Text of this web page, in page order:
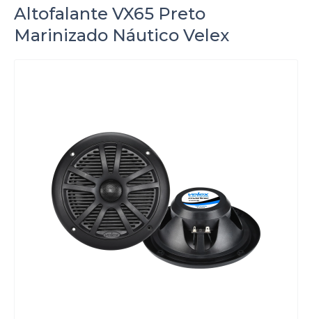
Altofalante VX65 Preto
Marinizado Náutico Velex